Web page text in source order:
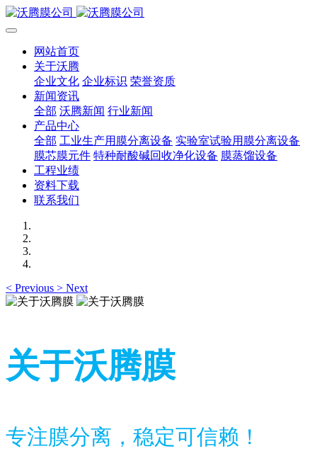
网站首页
关于沃腾
企业文化 企业标识 荣誉资质
新闻资讯
全部 沃腾新闻 行业新闻
产品中心
全部 工业生产用膜分离设备 实验室试验用膜分离设备
膜芯膜元件 特种耐酸碱回收净化设备 膜蒸馏设备
工程业绩
资料下载
联系我们
< Previous > Next
关于沃腾膜
专注膜分离，稳定可信赖！